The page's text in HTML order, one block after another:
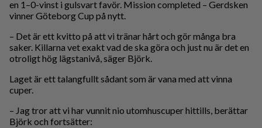
en 1–0-vinst i gulsvart favör. Mission completed – Gerdsken
vinner Göteborg Cup på nytt.
– Det är ett kvitto på att vi tränar hårt och gör många bra
saker. Killarna vet exakt vad de ska göra och just nu är det en
otroligt hög lägstanivå, säger Björk.
Laget är ett talangfullt sådant som är vana med att vinna
cuper.
– Jag tror att vi har vunnit nio utomhuscuper hittills, berättar
Björk och fortsätter: